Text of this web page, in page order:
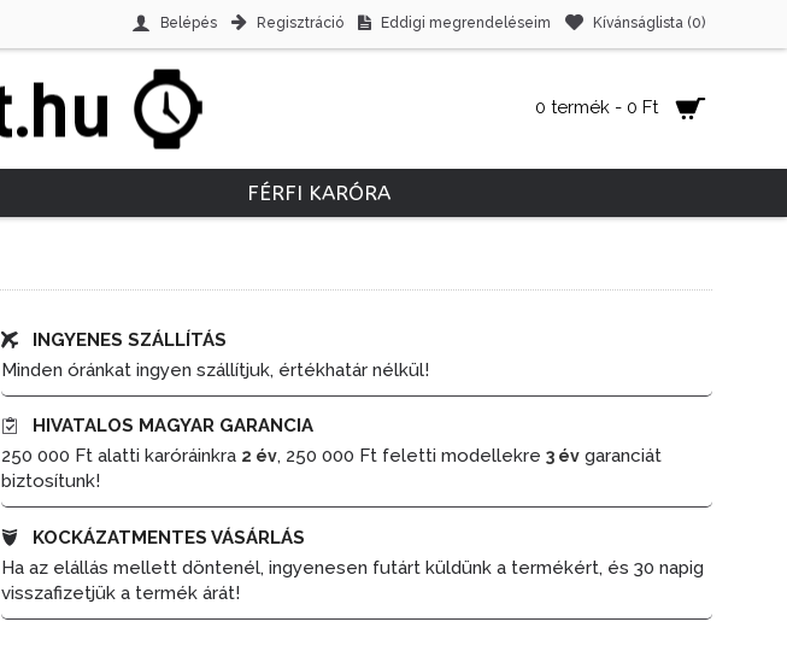
Belépés Regisztráció Eddigi megrendeléseim Kívánságlista (0)
0 termék - 0 Ft
FÉRFI KARÓRA
INGYENES SZÁLLÍTÁS
Minden óránkat ingyen szállítjuk, értékhatár nélkül!
HIVATALOS MAGYAR GARANCIA
250 000 Ft alatti karóráinkra 2 év, 250 000 Ft feletti modellekre 3 év garanciát
biztosítunk!
KOCKÁZATMENTES VÁSÁRLÁS
Ha az elállás mellett döntenél, ingyenesen futárt küldünk a termékért, és 30 napig
visszafizetjük a termék árát!